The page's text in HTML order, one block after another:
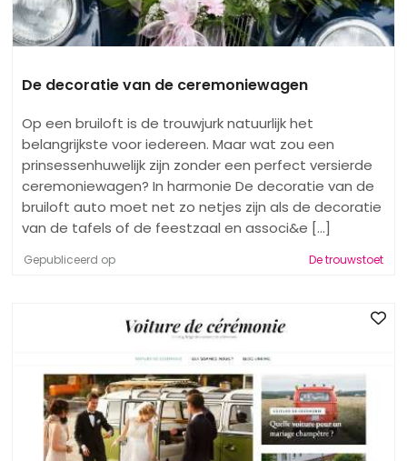
De decoratie van de ceremoniewagen
Op een bruiloft is de trouwjurk natuurlijk het
belangrijkste voor iedereen. Maar wat zou een
prinsessenhuwelijk zijn zonder een perfect versierde
ceremoniewagen? In harmonie De decoratie van de
bruiloft auto moet net zo netjes zijn als de decoratie
van de tafels of de feestzaal en associ&e [...]
Gepubliceerd op De trouwstoet